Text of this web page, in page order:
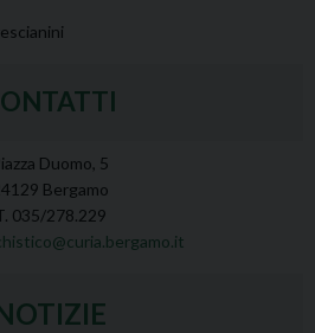
Duomo, 5
Bergamo
035/278.229